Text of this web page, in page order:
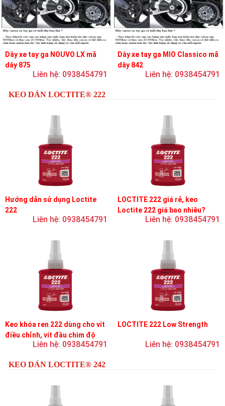
Dây xe tay ga NOUVO LX mã
dây 875
Liên hệ: 0938454791
Dây xe tay ga MIO Classico mã
dây 842
Liên hệ: 0938454791
KEO DÁN LOCTITE® 222
Hướng dẫn sử dụng Loctite
222
Liên hệ: 0938454791
LOCTITE 222 giá rẻ, keo
Loctite 222 giá bao nhiêu?
Liên hệ: 0938454791
Keo khóa ren 222 dùng cho vít
điều chỉnh, vít đầu chìm độ
bền thấpLiên hệ: 0938454791
LOCTITE 222 Low Strength
Liên hệ: 0938454791
KEO DÁN LOCTITE® 242